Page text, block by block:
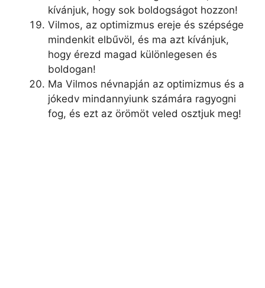
kívánjuk, hogy sok boldogságot hozzon!
Vilmos, az optimizmus ereje és szépsége
mindenkit elbűvöl, és ma azt kívánjuk,
hogy érezd magad különlegesen és
boldogan!
Ma Vilmos névnapján az optimizmus és a
jókedv mindannyiunk számára ragyogni
fog, és ezt az örömöt veled osztjuk meg!